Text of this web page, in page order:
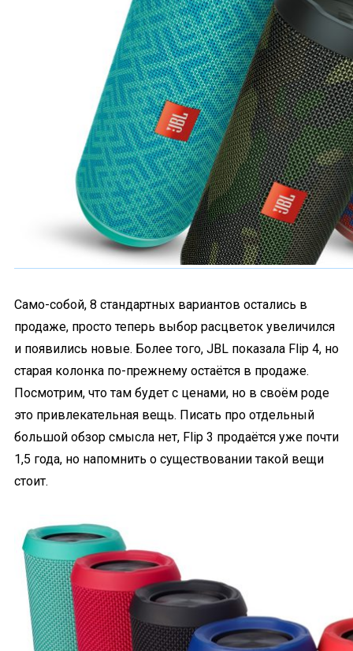
Само-собой, 8 стандартных вариантов остались в
продаже, просто теперь выбор расцветок увеличился
и появились новые. Более того, JBL показала Flip 4, но
старая колонка по-прежнему остаётся в продаже.
Посмотрим, что там будет с ценами, но в своём роде
это привлекательная вещь. Писать про отдельный
большой обзор смысла нет, Flip 3 продаётся уже почти
1,5 года, но напомнить о существовании такой вещи
стоит.